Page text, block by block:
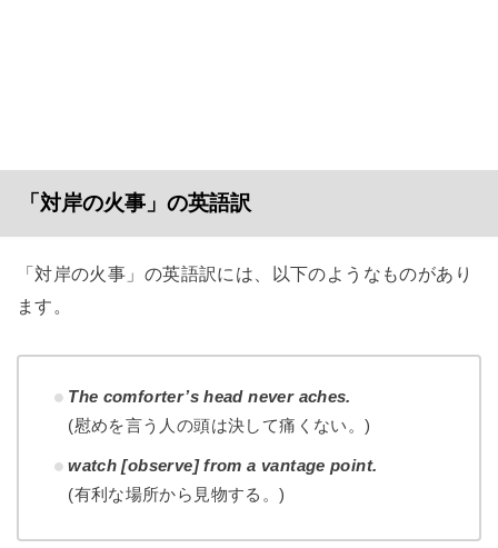
「対岸の火事」の英語訳
「対岸の火事」の英語訳には、以下のようなものがあり
ます。
The comforter’s head never aches.
(慰めを言う人の頭は決して痛くない。)
watch [observe] from a vantage point.
(有利な場所から見物する。)